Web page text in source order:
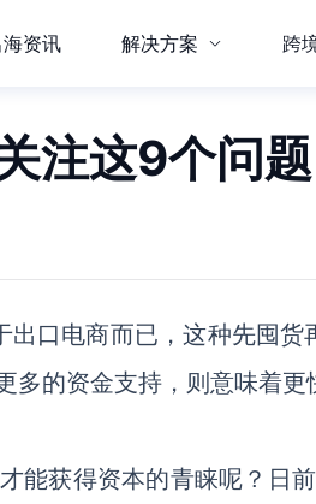
海资讯 解决方案 跨
注这9个问题
口电商而已，这种先囤货
的资金支持，则意味着更
能获得资本的青睐呢？日